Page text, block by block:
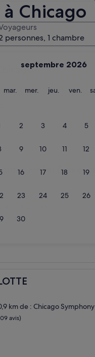
Chicago
septembre 2026
mar. mardi
mer. mercredi
jeu. jeudiven.
2 3 4 5
9 10 11 12
16 17 18 19
23 24 25 26
30
personnes, 1 chambre
Distance
Symphony Orchestra
Hotel Blake,
Blake, an Ascend
avis)
km de : Chicago
avis)